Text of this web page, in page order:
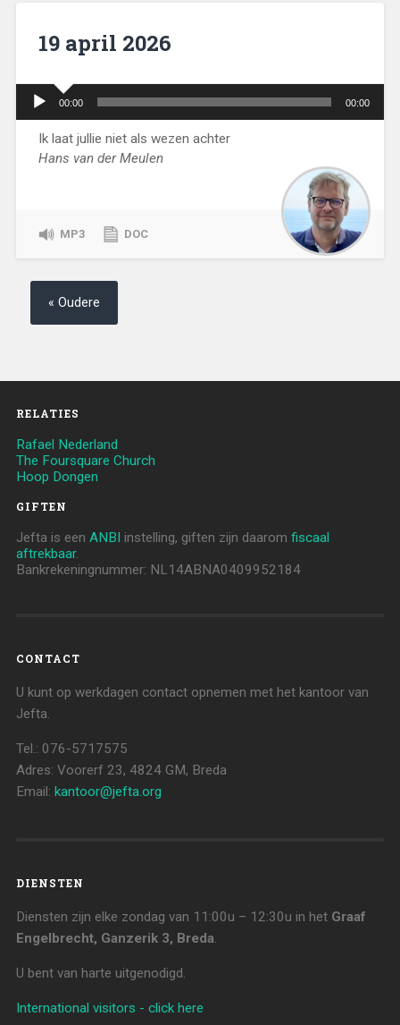
19 april 2026
Audiospeler
00:00 00:00
Ik laat jullie niet als wezen achter
Hans van der Meulen
MP3 DOC
« Oudere
RELATIES
Rafael Nederland
The Foursquare Church
Hoop Dongen
GIFTEN
Jefta is een ANBI instelling, giften zijn daarom fiscaal
aftrekbaar.
Bankrekeningnummer: NL14ABNA0409952184
CONTACT
U kunt op werkdagen contact opnemen met het kantoor van
Jefta.
Tel.: 076-5717575
Adres: Voorerf 23, 4824 GM, Breda
Email: kantoor@jefta.org
DIENSTEN
Diensten zijn elke zondag van 11:00u – 12:30u in het Graaf
Engelbrecht, Ganzerik 3, Breda.
U bent van harte uitgenodigd.
International visitors - click here